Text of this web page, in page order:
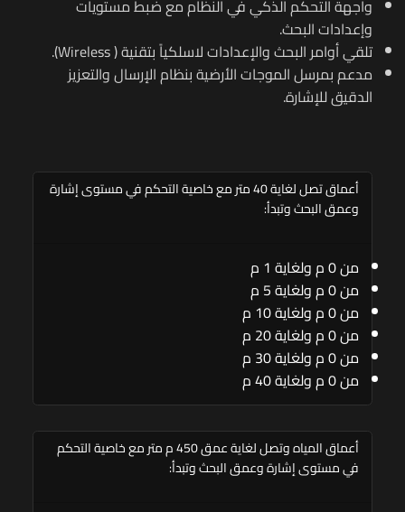
واجهة التحكم الذكي في النظام مع ضبط مستويات
وإعدادات البحث.
تلقي أوامر البحث والإعدادات لاسلكياً بتقنية (Wireless
).
مدعم بمرسل الموجات الأرضية بنظام الإرسال والتعزيز
الدقيق للإشارة.
أعماق تصل لغاية 40 متر مع خاصية التحكم في مستوى إشارة
وعمق البحث وتبدأ:
من 0 م ولغاية 1 م
من 0 م ولغاية 5 م
من 0 م ولغاية 10 م
من 0 م ولغاية 20 م
من 0 م ولغاية 30 م
من 0 م ولغاية 40 م
أعماق المياه وتصل لغاية عمق 450 م متر مع خاصية التحكم
في مستوى إشارة وعمق البحث وتبدأ: